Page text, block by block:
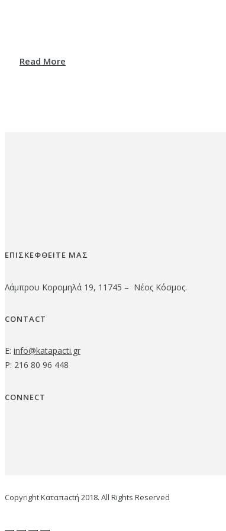
Read More
ΕΠΙΣΚΕΦΘΕΙΤΕ ΜΑΣ
Λάμπρου Κορομηλά 19, 11745 – Νέος Κόσμος.
CONTACT
E: info@katapacti.gr
P: 216 80 96 448
CONNECT
Copyright Καταπactή 2018. All Rights Reserved